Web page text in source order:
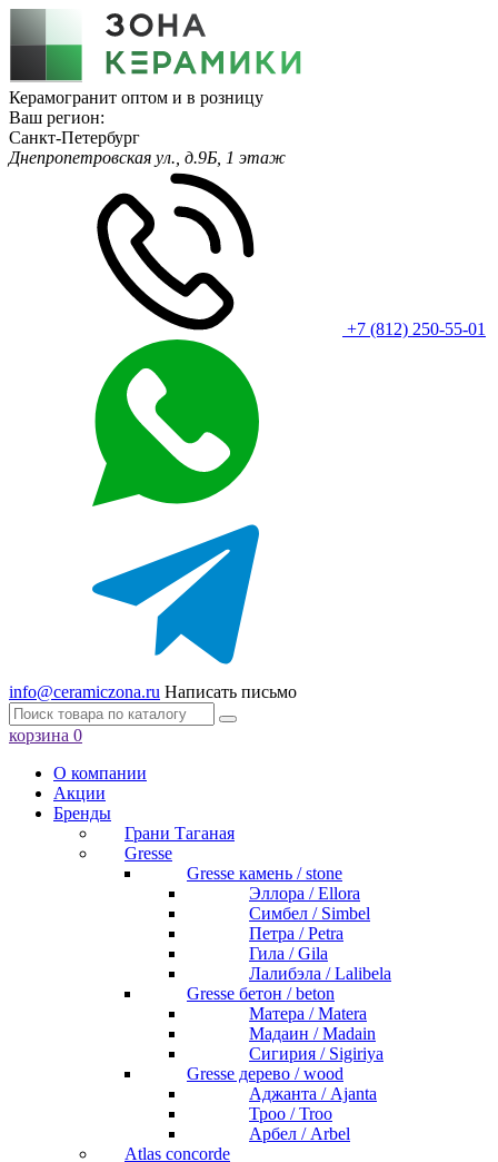
Керамогранит оптом и в розницу
Ваш регион:
Санкт-Петербург
Днепропетровская ул., д.9Б, 1 этаж
+7 (812) 250-55-01
info@ceramiczona.ru Написать письмо
корзина 0
О компании
Акции
Бренды
Грани Таганая
Gresse
Gresse камень / stone
Эллора / Ellora
Симбел / Simbel
Петра / Petra
Гила / Gila
Лалибэла / Lalibela
Gresse бетон / beton
Матера / Matera
Мадаин / Madain
Сигирия / Sigiriya
Gresse дерево / wood
Аджанта / Ajanta
Троо / Troo
Арбел / Arbel
Atlas concorde